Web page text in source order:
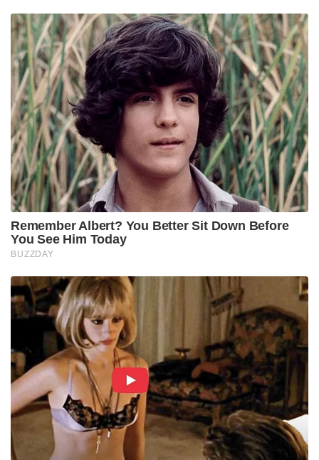
Remember Albert? You Better Sit Down Before
You See Him Today
BUZZDAY